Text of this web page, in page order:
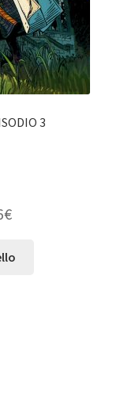
3
€